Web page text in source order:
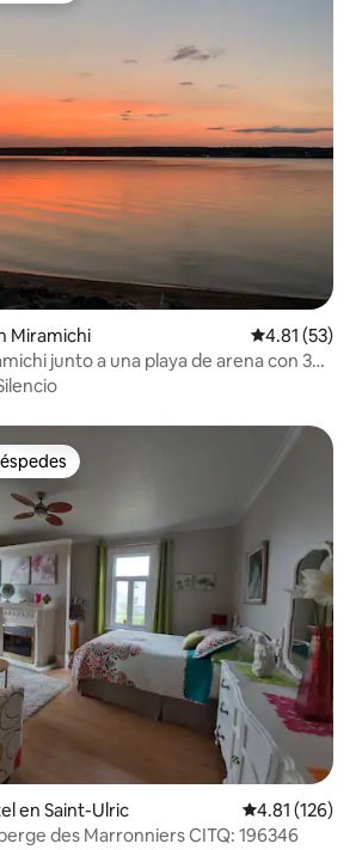
Miramichi Calificación
4.81 (53)
junto a una playa de arena con 3
en Saint-Ulric Calificación
4.81 (126)
des Marronniers CITQ: 196346